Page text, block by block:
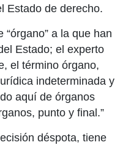
Estado de derecho.
a la que han
Estado; el experto
el término órgano,
indeterminada y
aquí de órganos
punto y final.”
déspota, tiene